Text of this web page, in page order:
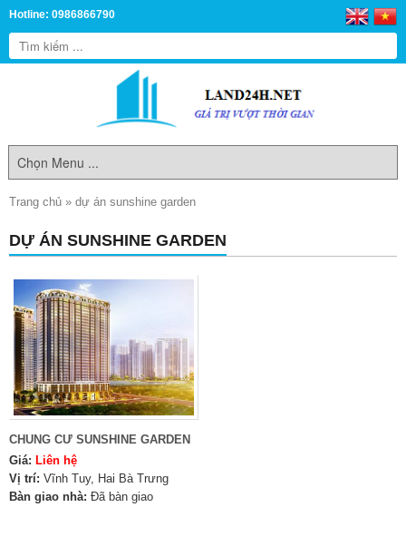
Hotline: 0986866790
Trang chủ » dự án sunshine garden
DỰ ÁN SUNSHINE GARDEN
CHUNG CƯ SUNSHINE GARDEN
Giá: Liên hệ
Vị trí: Vĩnh Tuy, Hai Bà Trưng
Bàn giao nhà: Đã bàn giao